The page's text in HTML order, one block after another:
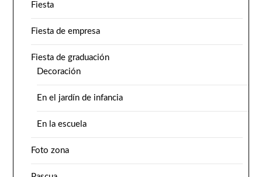
Fiesta
Fiesta de empresa
Fiesta de graduación
Decoración
En el jardín de infancia
En la escuela
Foto zona